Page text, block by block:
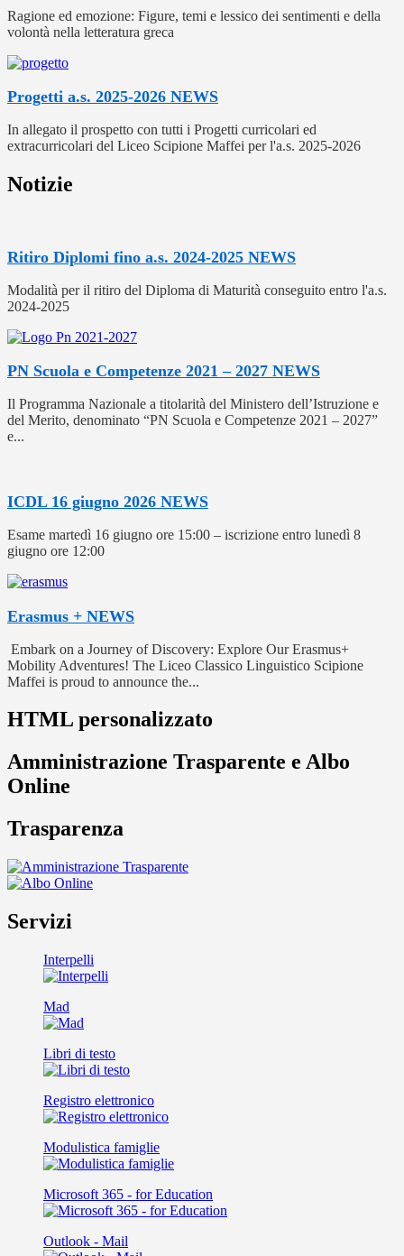
Ragione ed emozione: Figure, temi e lessico dei sentimenti e della
volontà nella letteratura greca
Progetti a.s. 2025-2026 NEWS
In allegato il prospetto con tutti i Progetti curricolari ed
extracurricolari del Liceo Scipione Maffei per l'a.s. 2025-2026
Notizie
Ritiro Diplomi fino a.s. 2024-2025 NEWS
Modalità per il ritiro del Diploma di Maturità conseguito entro l'a.s.
2024-2025
PN Scuola e Competenze 2021 – 2027 NEWS
Il Programma Nazionale a titolarità del Ministero dell’Istruzione e
del Merito, denominato “PN Scuola e Competenze 2021 – 2027”
e...
ICDL 16 giugno 2026 NEWS
Esame martedì 16 giugno ore 15:00 – iscrizione entro lunedì 8
giugno ore 12:00
Erasmus + NEWS
Embark on a Journey of Discovery: Explore Our Erasmus+
Mobility Adventures! The Liceo Classico Linguistico Scipione
Maffei is proud to announce the...
HTML personalizzato
Amministrazione Trasparente e Albo
Online
Trasparenza
Servizi
Interpelli
Mad
Libri di testo
Registro elettronico
Modulistica famiglie
Microsoft 365 - for Education
Outlook - Mail